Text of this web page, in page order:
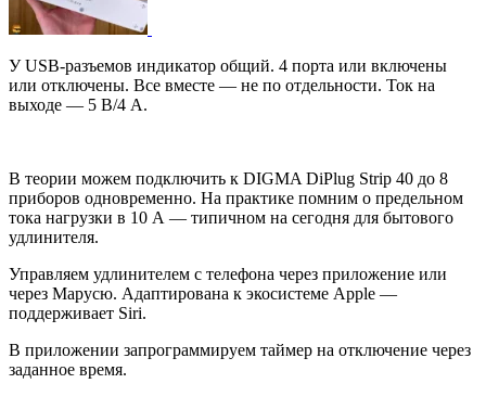
У USB-разъемов индикатор общий. 4 порта или включены
или отключены. Все вместе — не по отдельности. Ток на
выходе — 5 В/4 А.
В теории можем подключить к DIGMA DiPlug Strip 40 до 8
приборов одновременно. На практике помним о предельном
тока нагрузки в 10 А — типичном на сегодня для бытового
удлинителя.
Управляем удлинителем с телефона через приложение или
через Марусю. Адаптирована к экосистеме Apple —
поддерживает Siri.
В приложении запрограммируем таймер на отключение через
заданное время.